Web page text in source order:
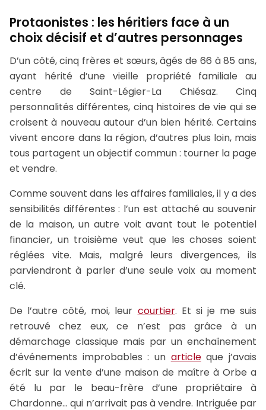
Protaonistes : les héritiers face à un
choix décisif et d’autres personnages
D’un côté, cinq frères et sœurs, âgés de 66 à 85 ans,
ayant hérité d’une vieille propriété familiale au
centre de Saint-Légier-La Chiésaz. Cinq
personnalités différentes, cinq histoires de vie qui se
croisent à nouveau autour d’un bien hérité. Certains
vivent encore dans la région, d’autres plus loin, mais
tous partagent un objectif commun : tourner la page
et vendre.
Comme souvent dans les affaires familiales, il y a des
sensibilités différentes : l’un est attaché au souvenir
de la maison, un autre voit avant tout le potentiel
financier, un troisième veut que les choses soient
réglées vite. Mais, malgré leurs divergences, ils
parviendront à parler d’une seule voix au moment
clé.
De l’autre côté, moi, leur courtier. Et si je me suis
retrouvé chez eux, ce n’est pas grâce à un
démarchage classique mais par un enchaînement
d’événements improbables : un articleque j’avais
écrit sur la vente d’une maison de maître à Orbe a
été lu par le beau-frère d’une propriétaire à
Chardonne… qui n’arrivait pas à vendre. Intriguée par